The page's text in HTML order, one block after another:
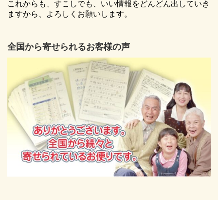
これからも、すこしでも、いい情報をどんどん出していき
ますから、よろしくお願いします。
全国から寄せられるお客様の声